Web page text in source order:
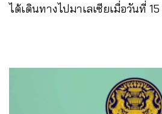
ได้เดินทางไปมาเลเซียเมื่อวันที่